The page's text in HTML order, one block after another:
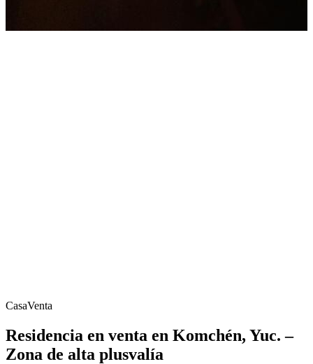
CasaVenta
Residencia en venta en Komchén, Yuc. –
Zona de alta plusvalía